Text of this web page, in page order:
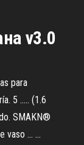
v3.0
para
5 ..... (1.6
SMAKN®
vaso ... ...